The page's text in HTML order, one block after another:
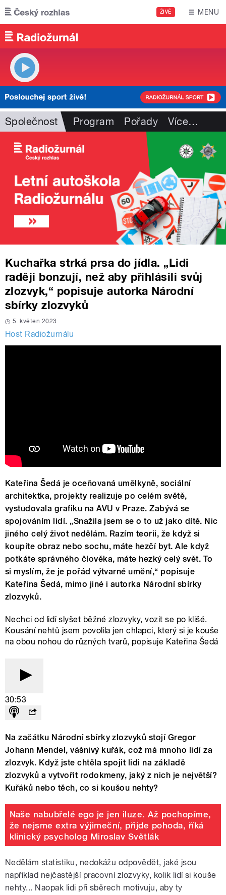
Přejít k hlavnímu obsahu
ŽIVĚ MENU
Společnost Program Pořady Více…
Kuchařka strká prsa do jídla. „Lidi
raději bonzují, než aby přihlásili svůj
zlozvyk,“ popisuje autorka Národní
sbírky zlozvyků
5. květen 2023
Host Radiožurnálu
Kateřina Šedá je oceňovaná umělkyně, sociální
architektka, projekty realizuje po celém světě,
vystudovala grafiku na AVU v Praze. Zabývá se
spojováním lidí. „Snažila jsem se o to už jako dítě. Nic
jiného celý život nedělám. Razím teorii, že když si
koupíte obraz nebo sochu, máte hezčí byt. Ale když
potkáte správného člověka, máte hezký celý svět. To
si myslím, že je pořád výtvarné umění,“ popisuje
Kateřina Šedá, mimo jiné i autorka Národní sbírky
zlozvyků.
Nechci od lidí slyšet běžné zlozvyky, vozit se po klišé.
Kousání nehtů jsem povolila jen chlapci, který si je kouše
na obou nohou do různých tvarů, popisuje Kateřina Šedá
30:53
Na začátku Národní sbírky zlozvyků stojí Gregor
Johann Mendel, vášnivý kuřák, což má mnoho lidí za
zlozvyk. Když jste chtěla spojit lidi na základě
zlozvyků a vytvořit rodokmeny, jaký z nich je největší?
Kuřáků nebo těch, co si koušou nehty?
Naše nabubřelé ego je jen iluze. Až pochopíme,
že nejsme extra výjimeční, přijde pohoda, říká
klinický psycholog Miroslav Světlák
Nedělám statistiku, nedokážu odpovědět, jaké jsou
například nejčastější pracovní zlozvyky, kolik lidí si kouše
nehty... Naopak lidi při sběrech motivuju, aby ty